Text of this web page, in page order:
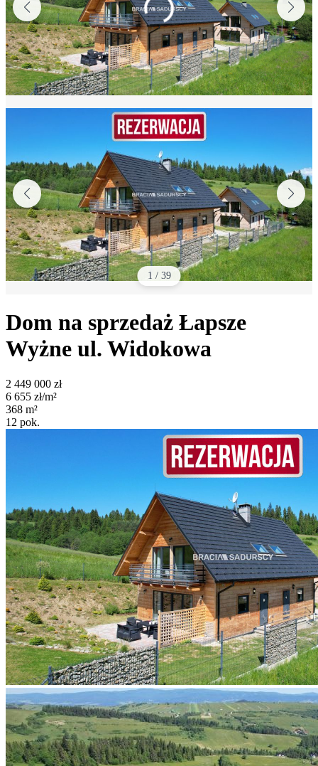
1 / 39
Dom na sprzedaż Łapsze
Wyżne ul. Widokowa
2 449 000 zł
6 655 zł/m²
368 m²
12 pok.